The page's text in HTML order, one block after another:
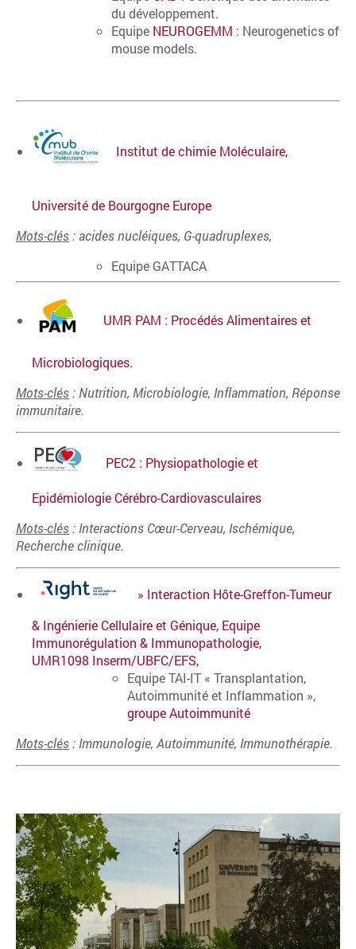
du développement.
Equipe NEUROGEMM : Neurogenetics of
mouse models.
Institut de chimie Moléculaire,
Université de Bourgogne Europe
Mots-clés : acides nucléiques, G-quadruplexes,
Equipe GATTACA
UMR PAM : Procédés Alimentaires et
Microbiologiques.
Mots-clés : Nutrition, Microbiologie, Inflammation, Réponse
immunitaire.
PEC2 : Physiopathologie et
Epidémiologie Cérébro-Cardiovasculaires
Mots-clés : Interactions Cœur-Cerveau, Ischémique,
Recherche clinique.
» Interaction Hôte-Greffon-Tumeur
& Ingénierie Cellulaire et Génique, Equipe
Immunorégulation & Immunopathologie,
UMR1098 Inserm/UBFC/EFS,
Equipe TAI-IT « Transplantation,
Autoimmunité et Inflammation »,
groupe Autoimmunité
Mots-clés : Immunologie, Autoimmunité, Immunothérapie.